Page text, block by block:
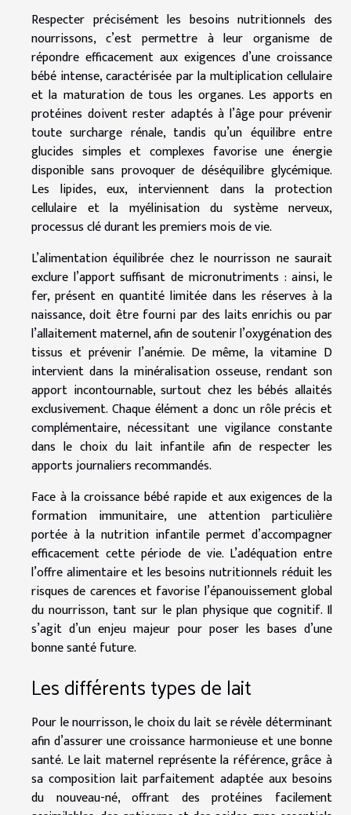
Respecter précisément les besoins nutritionnels des
nourrissons, c’est permettre à leur organisme de
répondre efficacement aux exigences d’une croissance
bébé intense, caractérisée par la multiplication cellulaire
et la maturation de tous les organes. Les apports en
protéines doivent rester adaptés à l’âge pour prévenir
toute surcharge rénale, tandis qu’un équilibre entre
glucides simples et complexes favorise une énergie
disponible sans provoquer de déséquilibre glycémique.
Les lipides, eux, interviennent dans la protection
cellulaire et la myélinisation du système nerveux,
processus clé durant les premiers mois de vie.
L’alimentation équilibrée chez le nourrisson ne saurait
exclure l’apport suffisant de micronutriments : ainsi, le
fer, présent en quantité limitée dans les réserves à la
naissance, doit être fourni par des laits enrichis ou par
l’allaitement maternel, afin de soutenir l’oxygénation des
tissus et prévenir l’anémie. De même, la vitamine D
intervient dans la minéralisation osseuse, rendant son
apport incontournable, surtout chez les bébés allaités
exclusivement. Chaque élément a donc un rôle précis et
complémentaire, nécessitant une vigilance constante
dans le choix du lait infantile afin de respecter les
apports journaliers recommandés.
Face à la croissance bébé rapide et aux exigences de la
formation immunitaire, une attention particulière
portée à la nutrition infantile permet d’accompagner
efficacement cette période de vie. L’adéquation entre
l’offre alimentaire et les besoins nutritionnels réduit les
risques de carences et favorise l’épanouissement global
du nourrisson, tant sur le plan physique que cognitif. Il
s’agit d’un enjeu majeur pour poser les bases d’une
bonne santé future.
Les différents types de lait
Pour le nourrisson, le choix du lait se révèle déterminant
afin d’assurer une croissance harmonieuse et une bonne
santé. Le lait maternel représente la référence, grâce à
sa composition lait parfaitement adaptée aux besoins
du nouveau-né, offrant des protéines facilement